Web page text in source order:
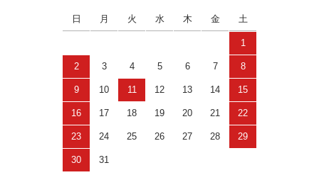
日 月 火 水 木 金 土
1
2 3 4 5 6 7 8
9 10 11 12 13 14 15
16 17 18 19 20 21 22
23 24 25 26 27 28 29
30 31